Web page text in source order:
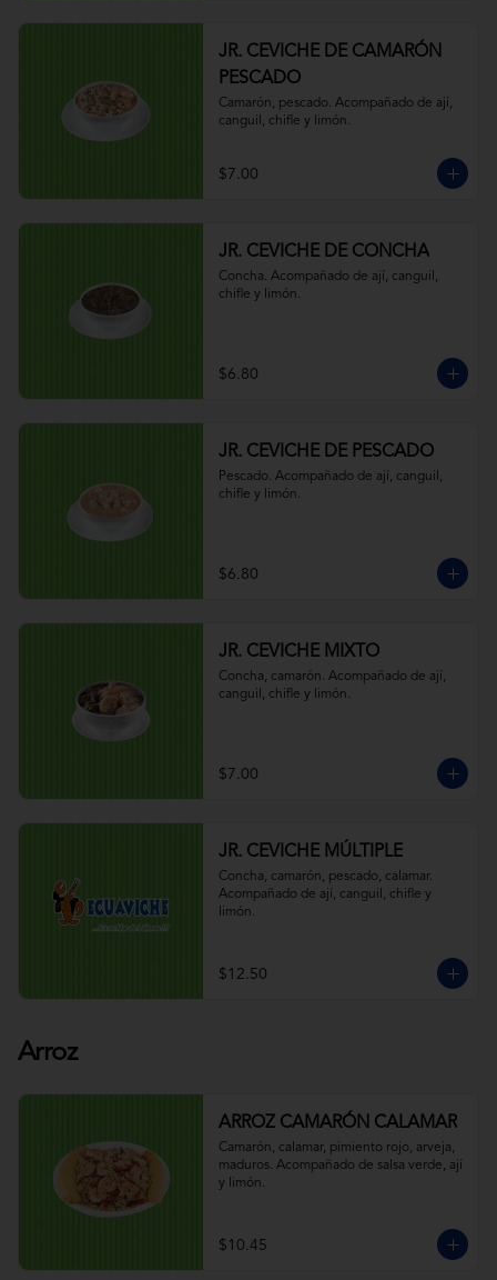
JR. CEVICHE DE CAMARÓN
PESCADO
Camarón, pescado. Acompañado de ají,
canguil, chifle y limón.
$7.00
JR. CEVICHE DE CONCHA
Concha. Acompañado de ají, canguil,
chifle y limón.
$6.80
JR. CEVICHE DE PESCADO
Pescado. Acompañado de ají, canguil,
chifle y limón.
$6.80
JR. CEVICHE MIXTO
Concha, camarón. Acompañado de ají,
canguil, chifle y limón.
$7.00
JR. CEVICHE MÚLTIPLE
Concha, camarón, pescado, calamar.
Acompañado de ají, canguil, chifle y
limón.
$12.50
Arroz
ARROZ CAMARÓN CALAMAR
Camarón, calamar, pimiento rojo, arveja,
maduros. Acompañado de salsa verde, ají
y limón.
$10.45